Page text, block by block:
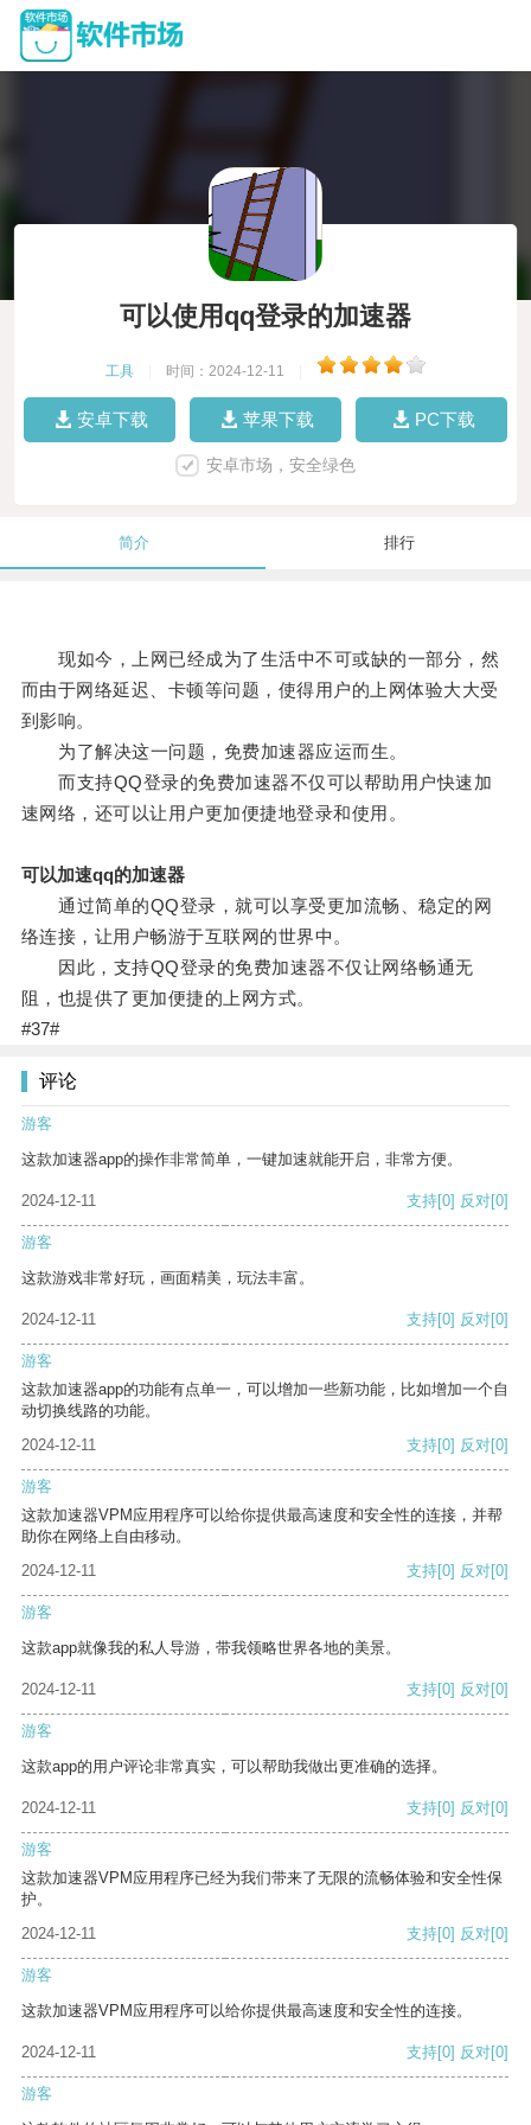
可以使用qq登录的加速器
工具 时间：2024-12-11
安卓下载 苹果下载 PC下载
安卓市场，安全绿色
简介 排行
现如今，上网已经成为了生活中不可或缺的一部分，然
而由于网络延迟、卡顿等问题，使得用户的上网体验大大受
到影响。
为了解决这一问题，免费加速器应运而生。
而支持QQ登录的免费加速器不仅可以帮助用户快速加
速网络，还可以让用户更加便捷地登录和使用。
可以加速qq的加速器
通过简单的QQ登录，就可以享受更加流畅、稳定的网
络连接，让用户畅游于互联网的世界中。
因此，支持QQ登录的免费加速器不仅让网络畅通无
阻，也提供了更加便捷的上网方式。
#37#
评论
游客
这款加速器app的操作非常简单，一键加速就能开启，非常方便。
2024-12-11 支持[0] 反对[0]
游客
这款游戏非常好玩，画面精美，玩法丰富。
2024-12-11 支持[0] 反对[0]
游客
这款加速器app的功能有点单一，可以增加一些新功能，比如增加一个自
动切换线路的功能。
2024-12-11
支持[0] 反对[0]
游客
这款加速器VPM应用程序可以给你提供最高速度和安全性的连接，并帮
助你在网络上自由移动。
2024-12-11
支持[0] 反对[0]
游客
这款app就像我的私人导游，带我领略世界各地的美景。
2024-12-11 支持[0] 反对[0]
游客
这款app的用户评论非常真实，可以帮助我做出更准确的选择。
2024-12-11 支持[0] 反对[0]
游客
这款加速器VPM应用程序已经为我们带来了无限的流畅体验和安全性保
护。
2024-12-11
支持[0] 反对[0]
游客
这款加速器VPM应用程序可以给你提供最高速度和安全性的连接。
2024-12-11 支持[0] 反对[0]
游客